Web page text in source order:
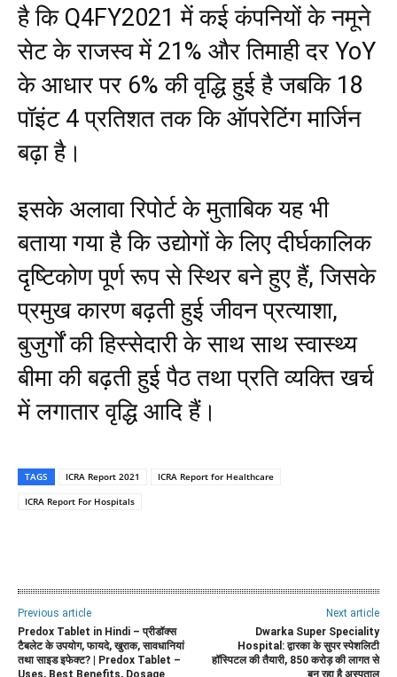
है कि Q4FY2021 में कई कंपनियों के नमूने
सेट के राजस्व में 21% और तिमाही दर YoY
के आधार पर 6% की वृद्धि हुई है जबकि 18
पॉइंट 4 प्रतिशत तक कि ऑपरेटिंग मार्जिन
बढ़ा है।
इसके अलावा रिपोर्ट के मुताबिक यह भी
बताया गया है कि उद्योगों के लिए दीर्घकालिक
दृष्टिकोण पूर्ण रूप से स्थिर बने हुए हैं, जिसके
प्रमुख कारण बढ़ती हुई जीवन प्रत्याशा,
बुजुर्गों की हिस्सेदारी के साथ साथ स्वास्थ्य
बीमा की बढ़ती हुई पैठ तथा प्रति व्यक्ति खर्च
में लगातार वृद्धि आदि हैं।
TAGS ICRA Report 2021
ICRA Report for Healthcare
ICRA Report For Hospitals
Previous article
Predox Tablet in Hindi – प्रीडॉक्स
टैबलेट के उपयोग, फायदे, खुराक, सावधानियां
तथा साइड इफेक्ट? | Predox Tablet –
Uses, Best Benefits, Dosage
Next article
Dwarka Super Speciality
Hospital: द्वारका के सुपर स्पेशलिटी
हॉस्पिटल की तैयारी, 850 करोड़ की लागत से
बन रहा है अस्पताल